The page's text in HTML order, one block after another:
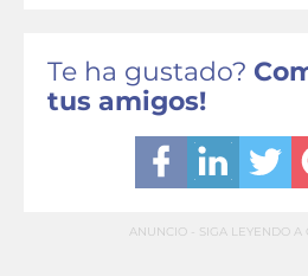
Te ha gustado?
tus amigos!
ANUNCIO - SIGA LEYENDO A